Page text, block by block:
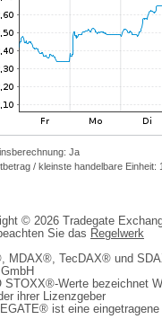
Ja
/ kleinste handelbare Einheit:
© 2026 Tradegate
Sie das Regelwerk
MDAX®, TecDAX® und
STOXX®-Werte bezeichnet
ihrer Lizenzgeber
ist eine